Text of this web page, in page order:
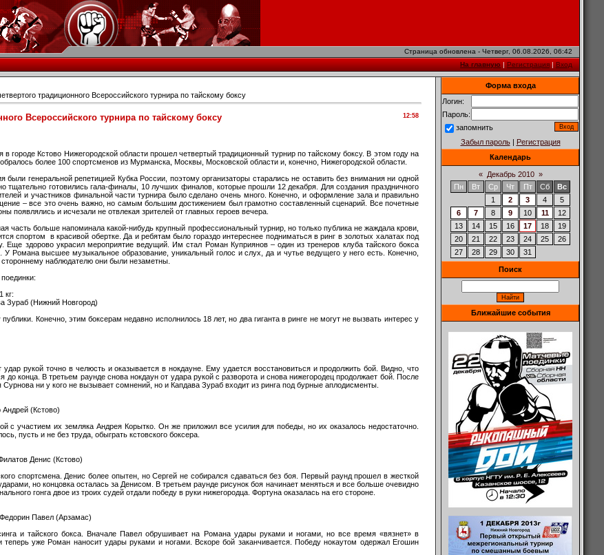
Страница обновлена - Четверг, 06.08.2026, 06:42
На главную|Регистрация|Вход
традиционного Всероссийского турнира по тайскому боксу
12:58
Всероссийского турнира по тайскому боксу
в городе Кстово Нижегородской области прошел четвертый традиционный турнир по тайскому боксу. В этом году на
более 100 спортсменов из Мурманска, Москвы, Московской области и, конечно, Нижегородской области.
были генеральной репетицией Кубка России, поэтому организаторы старались не оставить без внимания ни одной
тщательно готовились гала-финалы, 10 лучших финалов, которые прошли 12 декабря. Для создания праздничного
и участников финальной части турнира было сделано очень много. Конечно, и оформление зала и правильно
– все это очень важно, но самым большим достижением был грамотно составленный сценарий. Все почетные
появлялись и исчезали не отвлекая зрителей от главных героев вечера.
часть больше напоминала какой-нибудь крупный профессиональный турнир, но только публика не жаждала крови,
спортом в красивой обертке. Да и ребятам было гораздо интереснее подниматься в ринг в золотых халатах под
Еще здорово украсил мероприятие ведущий. Им стал Роман Куприянов – один из тренеров клуба тайского бокса
У Романа высшее музыкальное образование, уникальный голос и слух, да и чутье ведущего у него есть. Конечно,
наблюдателю они были незаметны.
кг:
Зураб (Нижний Новгород)
Конечно, этим боксерам недавно исполнилось 18 лет, но два гиганта в ринге не могут не вызвать интерес у
рукой точно в челюсть и оказывается в нокдауне. Ему удается восстановиться и продолжить бой. Видно, что
до конца. В третьем раунде снова нокдаун от удара рукой с разворота и снова нижегородец продолжает бой. После
Сурнова ни у кого не вызывает сомнений, но и Капдава Зураб входит из ринга под бурные аплодисменты.
(Кстово)
с участием их земляка Андрея Корытко. Он же приложил все усилия для победы, но их оказалось недостаточно.
пусть и не без труда, обыграть кстовского боксера.
Денис (Кстово)
спортсмена. Денис более опытен, но Сергей не собирался сдаваться без боя. Первый раунд прошел в жесткой
но концовка осталась за Денисом. В третьем раунде рисунок боя начинает меняться и все больше очевидно
гонга двое из троих судей отдали победу в руки нижегородца. Фортуна оказалась на его стороне.
Павел (Арзамас)
и тайского бокса. Вначале Павел обрушивает на Романа удары руками и ногами, но все время «вязнет» в
теперь уже Роман наносит удары руками и ногами. Вскоре бой заканчивается. Победу нокаутом одержал Егошин
Форма входа
Логин:
Пароль:
запомнить
Забыл пароль| Регистрация
Календарь
« Декабрь 2010 »
Пн
Вт Ср Чт Пт Сб
Вс
1
2 3 4
5
6
7 8 9 10 11
12
13
14 15 16 17 18
19
20
21 22 23 24 25
26
27
28 29 30 31
Поиск
Ближайшие события